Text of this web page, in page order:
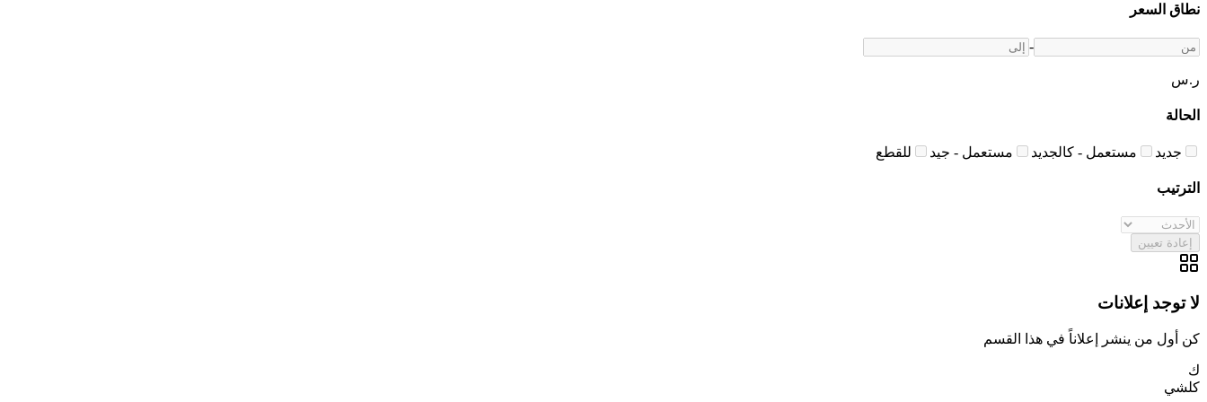
نطاق السعر
-
ر.س
الحالة
جديد مستعمل - كالجديد مستعمل - جيد للقطع
الترتيب
إعادة تعيين
لا توجد إعلانات
كن أول من ينشر إعلاناً في هذا القسم
ك
كلشي